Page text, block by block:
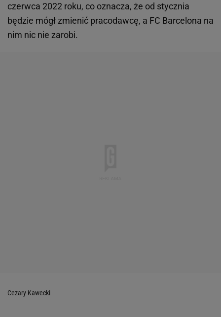
czerwca 2022 roku, co oznacza, że od stycznia
będzie mógł zmienić pracodawcę, a FC Barcelona na
nim nic nie zarobi.
Cezary Kawecki